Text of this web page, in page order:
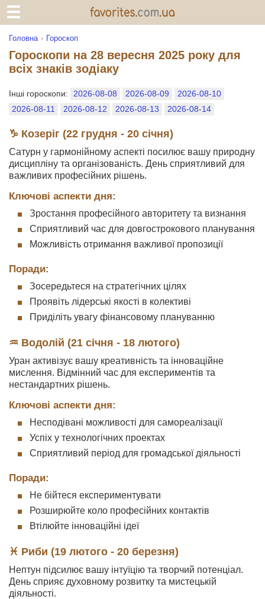
Головна Гороскоп
Гороскопи на 28 вересня 2025 року для
всіх знаків зодіаку
Інші гороскопи: 2026-08-08 2026-08-09
2026-08-10
2026-08-11
2026-08-12 2026-08-13 2026-08-14
♑ Козеріг (22 грудня - 20 січня)
Сатурн у гармонійному аспекті посилює вашу природну
дисципліну та організованість. День сприятливий для
важливих професійних рішень.
Ключові аспекти дня:
Зростання професійного авторитету та визнання
Сприятливий час для довгострокового планування
Можливість отримання важливої пропозиції
Поради:
Зосередьтеся на стратегічних цілях
Проявіть лідерські якості в колективі
Приділіть увагу фінансовому плануванню
♒ Водолій (21 січня - 18 лютого)
Уран активізує вашу креативність та інноваційне
мислення. Відмінний час для експериментів та
нестандартних рішень.
Ключові аспекти дня:
Несподівані можливості для самореалізації
Успіх у технологічних проектах
Сприятливий період для громадської діяльності
Поради:
Не бійтеся експериментувати
Розширюйте коло професійних контактів
Втілюйте інноваційні ідеї
♓ Риби (19 лютого - 20 березня)
Нептун підсилює вашу інтуїцію та творчий потенціал.
День сприяє духовному розвитку та мистецькій
діяльності.